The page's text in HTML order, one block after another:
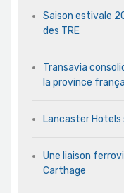
Saison estivale
des TRE
Transavia
la province
Lancaster Hotels
Une liaison
Carthage